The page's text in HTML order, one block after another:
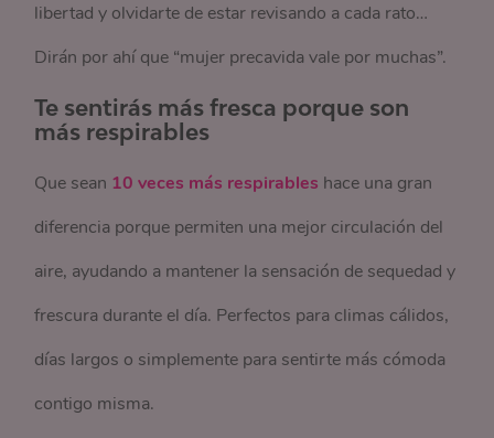
libertad y olvidarte de estar revisando a cada rato…
Dirán por ahí que “mujer precavida vale por muchas”.
Te sentirás más fresca porque son
más respirables
Que sean 10 veces más respirables hace una gran
diferencia porque permiten una mejor circulación del
aire, ayudando a mantener la sensación de sequedad y
frescura durante el día. Perfectos para climas cálidos,
días largos o simplemente para sentirte más cómoda
contigo misma.